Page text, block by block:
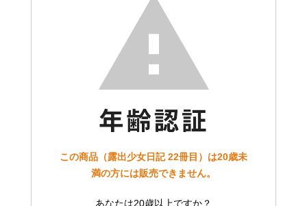
この商品（露出少女日記 22冊目）は20歳未
満の方には販売できません。
あなたは20歳以上ですか？